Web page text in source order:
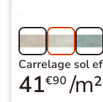
Carrelage sol
41€90 /m²